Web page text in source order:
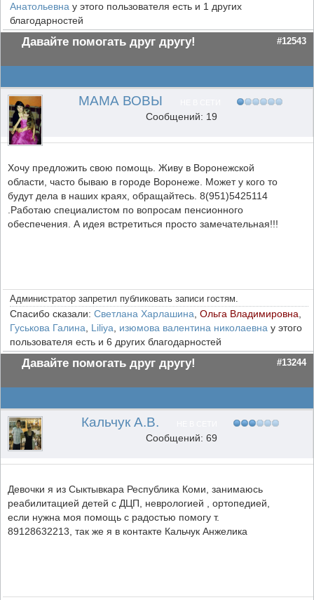
Анатольевна у этого пользователя есть и 1 других
благодарностей
Давайте помогать друг другу! #12543
МАМА ВОВЫ
Сообщений: 19
Хочу предложить свою помощь. Живу в Воронежской
области, часто бываю в городе Воронеже. Может у кого то
будут дела в наших краях, обращайтесь. 8(951)5425114
.Работаю специалистом по вопросам пенсионного
обеспечения. А идея встретиться просто замечательная!!!
Администратор запретил публиковать записи гостям.
Спасибо сказали: Светлана Харлашина Ольга Владимировна
Гуськова Галина
Liliya изюмова валентина николаевна у этого
пользователя есть и 6 других благодарностей
Давайте помогать друг другу! #13244
Кальчук А.В.
Сообщений: 69
Девочки я из Сыктывкара Республика Коми, занимаюсь
реабилитацией детей с ДЦП, неврологией , ортопедией,
если нужна моя помощь с радостью помогу т.
89128632213, так же я в контакте Кальчук Анжелика